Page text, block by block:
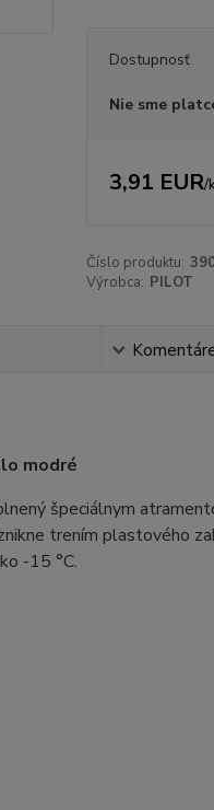
Dostupnosť
Nie sme
3,91 EUR/
Číslo produktu:
Výrobca: PILOT
modré
špeciálnym
trením plastového
-15 °C.